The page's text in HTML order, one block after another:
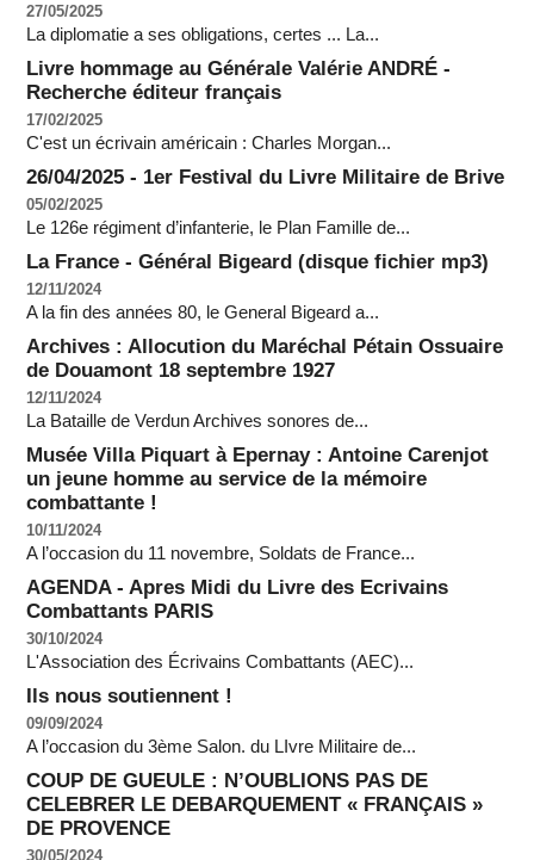
27/05/2025
La diplomatie a ses obligations, certes ... La...
Livre hommage au Générale Valérie ANDRÉ -
Recherche éditeur français
17/02/2025
C'est un écrivain américain : Charles Morgan...
26/04/2025 - 1er Festival du Livre Militaire de Brive
05/02/2025
Le 126e régiment d’infanterie, le Plan Famille de...
La France - Général Bigeard (disque fichier mp3)
12/11/2024
A la fin des années 80, le General Bigeard a...
Archives : Allocution du Maréchal Pétain Ossuaire
de Douamont 18 septembre 1927
12/11/2024
La Bataille de Verdun Archives sonores de...
Musée Villa Piquart à Epernay : Antoine Carenjot
un jeune homme au service de la mémoire
combattante !
10/11/2024
A l’occasion du 11 novembre, Soldats de France...
AGENDA - Apres Midi du Livre des Ecrivains
Combattants PARIS
30/10/2024
L'Association des Écrivains Combattants (AEC)...
Ils nous soutiennent !
09/09/2024
A l’occasion du 3ème Salon. du LIvre Militaire de...
COUP DE GUEULE : N’OUBLIONS PAS DE
CELEBRER LE DEBARQUEMENT « FRANÇAIS »
DE PROVENCE
30/05/2024